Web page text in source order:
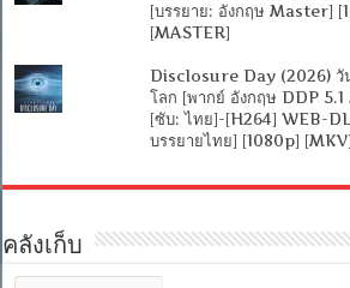
[บรรยาย: อังกฤษ Master]
[MASTER]
Disclosure Day (2026) วัน
โลก [พากย์ อังกฤษ DDP
[ซับ: ไทย]-[H264] WEB-
บรรยายไทย] [1080p]
คลังเก็บ